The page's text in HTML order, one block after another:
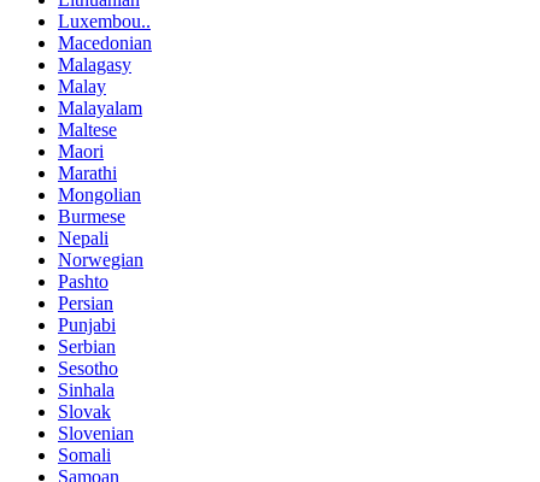
Luxembou..
Macedonian
Malagasy
Malay
Malayalam
Maltese
Maori
Marathi
Mongolian
Burmese
Nepali
Norwegian
Pashto
Persian
Punjabi
Serbian
Sesotho
Sinhala
Slovak
Slovenian
Somali
Samoan